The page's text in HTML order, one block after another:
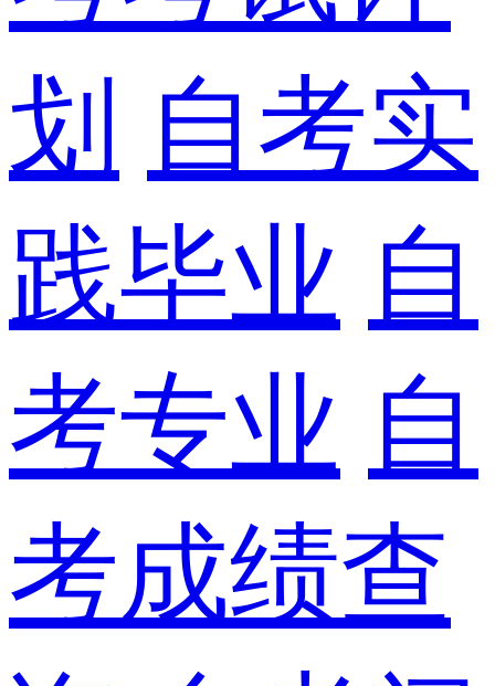
划 自考实
践毕业 自
考专业 自
考成绩查